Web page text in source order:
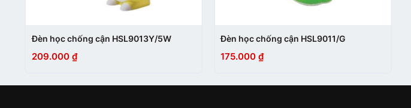
Đèn học chống cận HSL9013Y/5W
209.000 ₫
Đèn học chống cận HSL9011/G
175.000₫